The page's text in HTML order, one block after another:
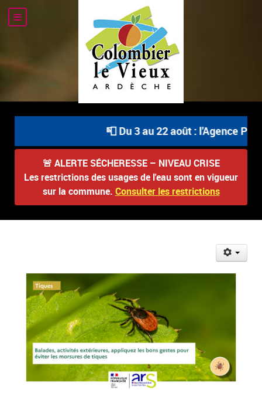
📮 Du 3 au 22 août : l'Agence
🚨 ALERTE SÉCHERESSE – NIVEAU CRISE
Les restrictions des usages de l'eau sont en vigueur
sur la commune. Consulter les restrictions